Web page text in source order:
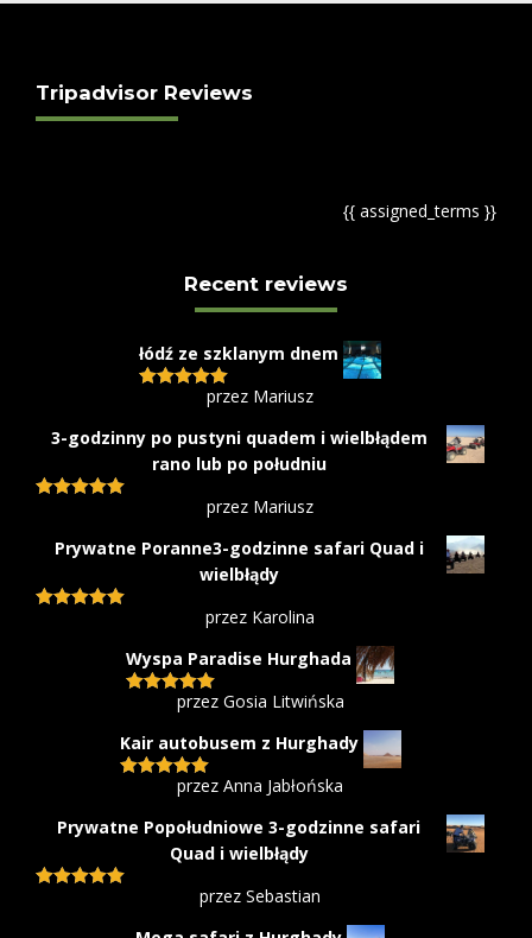
Tripadvisor Reviews
{{ assigned_terms }}
Recent reviews
łódź ze szklanym dnem
Oceniono5
przez Mariusz
3-godzinny po pustyni quadem i wielbłądem
rano lub po południu
przez Mariusz
Prywatne Poranne3-godzinne safari Quad i
wielbłądy
przez Karolina
Wyspa Paradise Hurghada
Oceniono5
przez Gosia Litwińska
Kair autobusem z Hurghady
Oceniono5
przez Anna Jabłońska
Prywatne Popołudniowe 3-godzinne safari
Quad i wielbłądy
przez Sebastian